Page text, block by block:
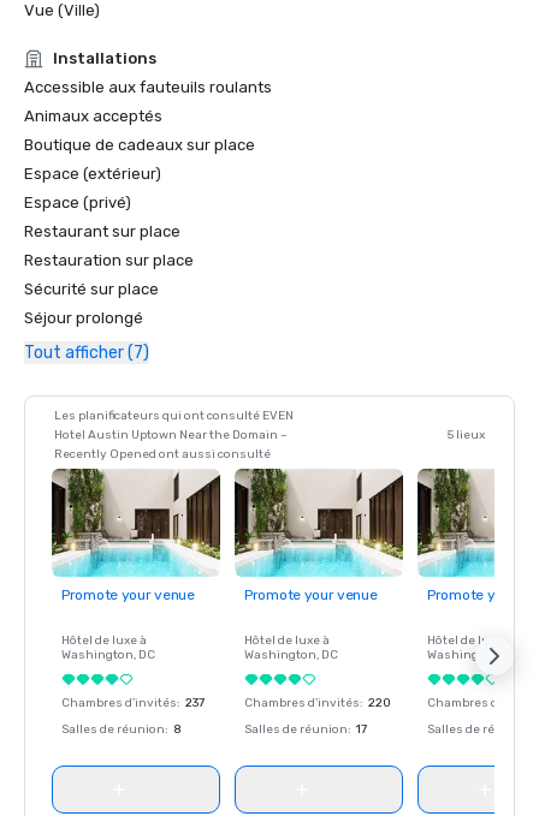
Vue (Ville)
Installations
Accessible aux fauteuils roulants
Animaux acceptés
Boutique de cadeaux sur place
Espace (extérieur)
Espace (privé)
Restaurant sur place
Restauration sur place
Sécurité sur place
Séjour prolongé
Tout afficher (7)
Les planificateurs qui ont consulté EVEN
Hotel Austin Uptown Near the Domain –
Recently Opened ont aussi consulté
5 lieux
Promote your venue
Hôtel de luxe à
Washington, DC
Chambres d'invités: 237
Salles de réunion: 8
Promote your venue
Hôtel de luxe à
Washington, DC
Chambres d'invités: 220
Salles de réunion: 17
Promote your
Hôtel de luxe à
Washington
Chambres
Salles de réunion